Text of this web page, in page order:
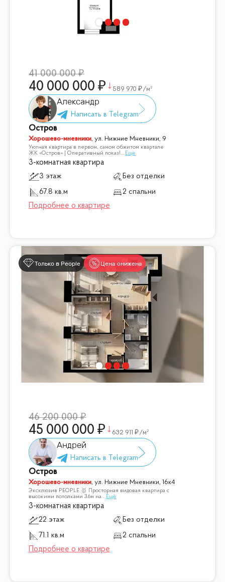
41 000 000
40 000 000 589 970 /м²
Александр
Остров
Хорошево-мневники,ул. Нижние Мневники, 9
Уютная квартира в первом, самом обжитом квартале
ЖК «Остров» | Оперативный показ!... Ещё
3-комнатная квартира
3 этаж
Без отделки
67.8 кв.м
2 спальни
Только в People Цена снижена
46 200 000
45 000 000 632 911 /м²
Андрей
Остров
Хорошево-мневники, ул. Нижние Мневники, 16к4
Эксклюзив PEOPLE 🥇 Просторная видовая квартира с
высокими потолками 3.6м на... Ещё
3-комнатная квартира
22 этаж
Без отделки
71.1 кв.м
2 спальни